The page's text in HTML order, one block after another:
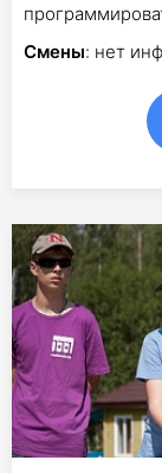
Смены: нет